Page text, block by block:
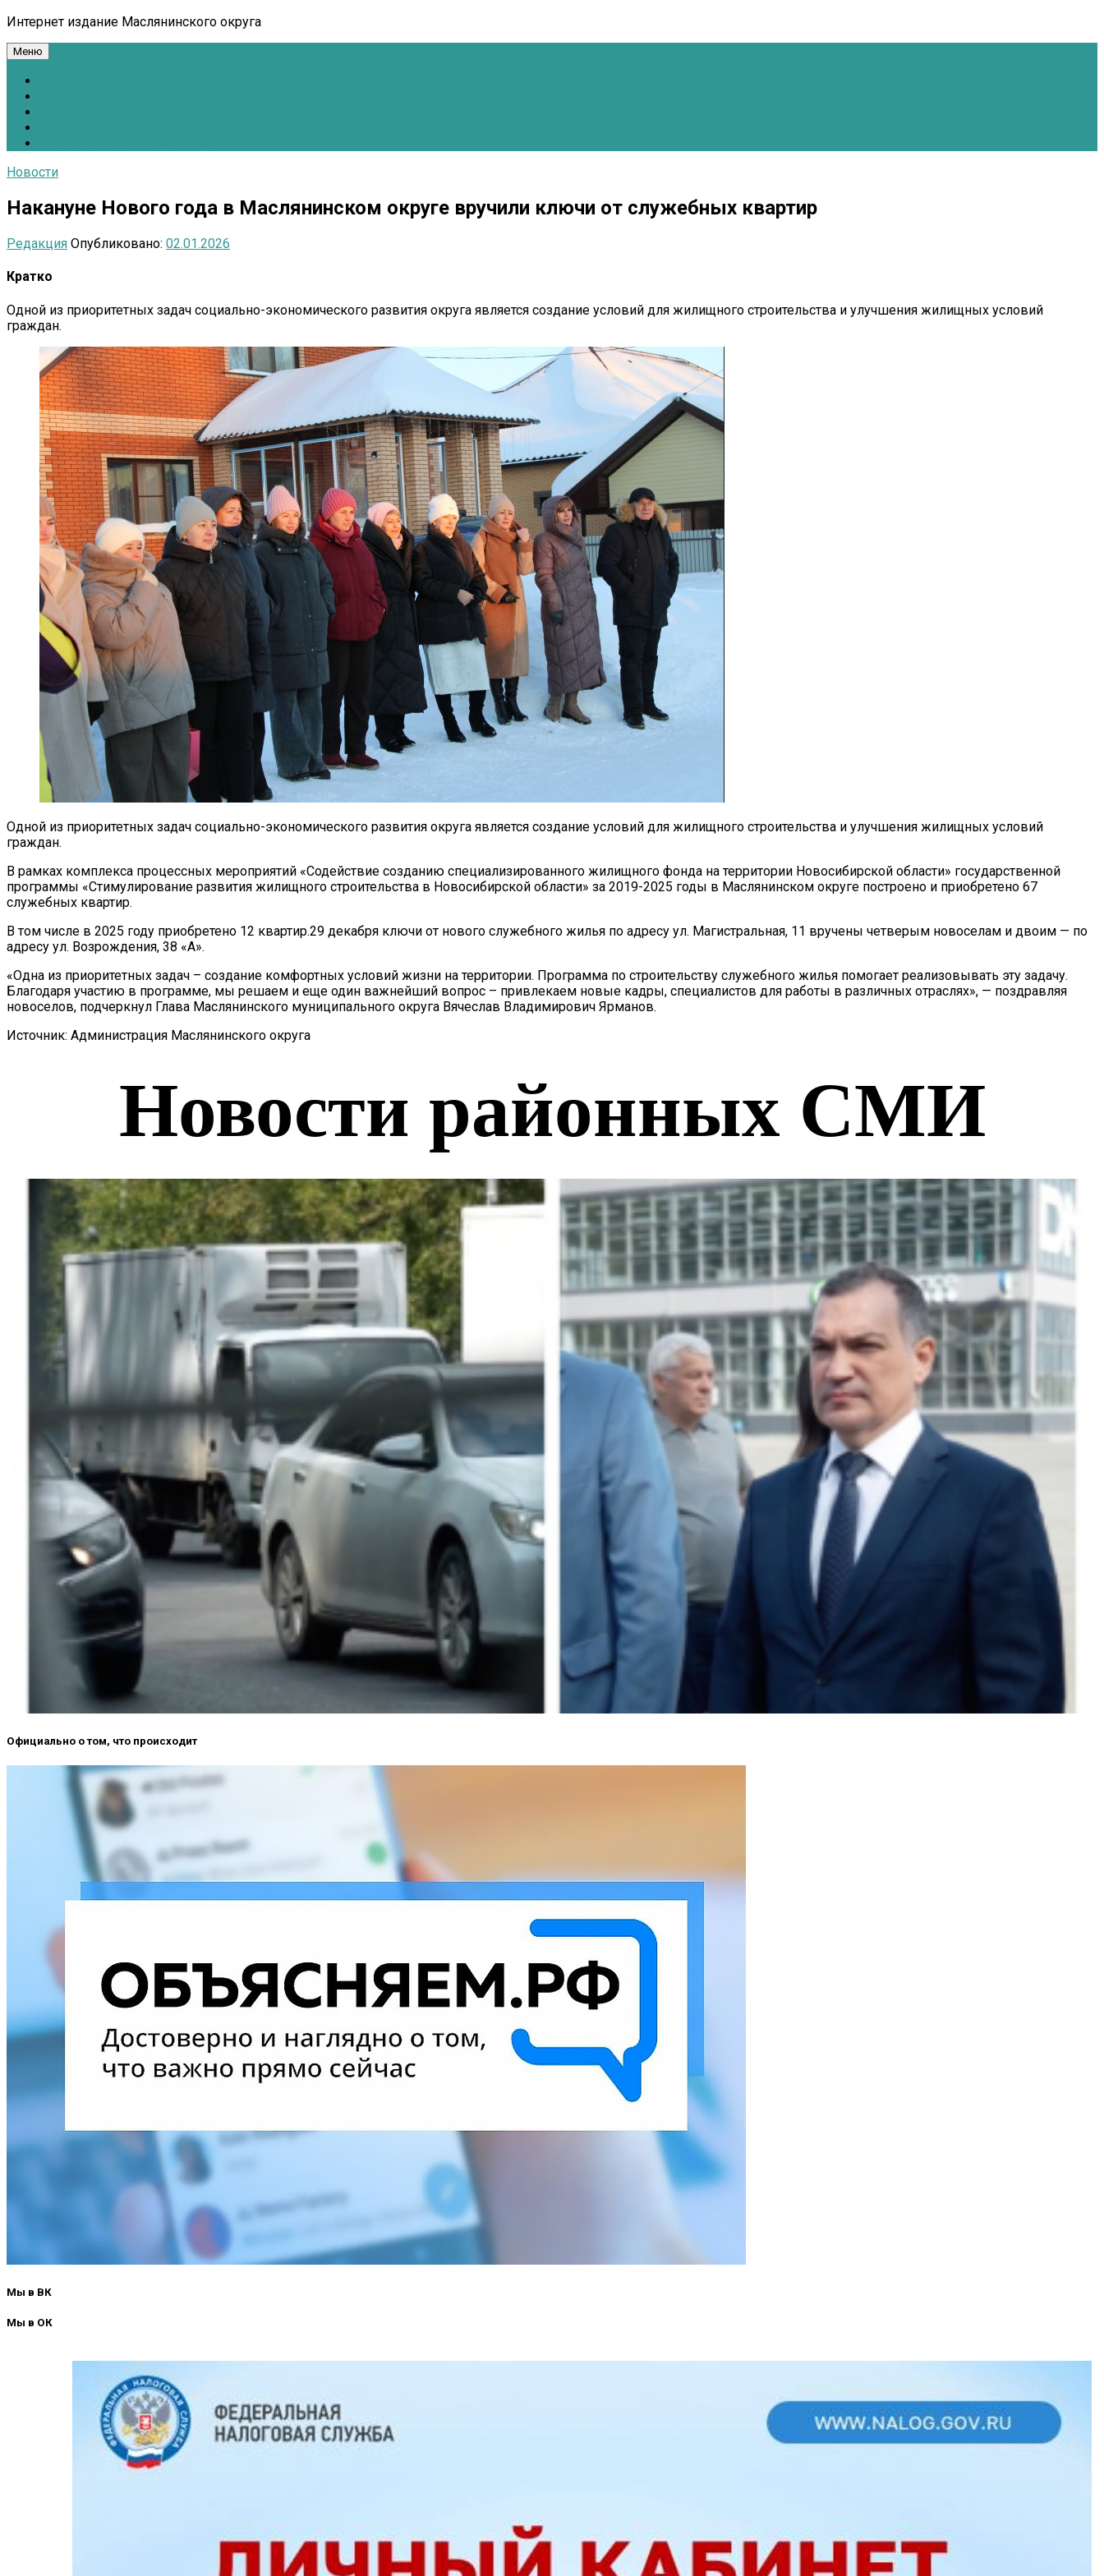
Интернет издание Маслянинского округа
Меню
Новости
Накануне Нового года в Маслянинском округе вручили ключи от служебных квартир
Редакция Опубликовано: 02.01.2026
Кратко
Одной из приоритетных задач социально-экономического развития округа является создание условий для жилищного строительства и улучшения жилищных условий
граждан.
Одной из приоритетных задач социально-экономического развития округа является создание условий для жилищного строительства и улучшения жилищных условий
граждан.
В рамках комплекса процессных мероприятий «Содействие созданию специализированного жилищного фонда на территории Новосибирской области» государственной
программы «Стимулирование развития жилищного строительства в Новосибирской области» за 2019-2025 годы в Маслянинском округе построено и приобретено 67
служебных квартир.
В том числе в 2025 году приобретено 12 квартир.29 декабря ключи от нового служебного жилья по адресу ул. Магистральная, 11 вручены четверым новоселам и двоим — по
адресу ул. Возрождения, 38 «А».
«Одна из приоритетных задач – создание комфортных условий жизни на территории. Программа по строительству служебного жилья помогает реализовывать эту задачу.
Благодаря участию в программе, мы решаем и еще один важнейший вопрос – привлекаем новые кадры, специалистов для работы в различных отраслях», — поздравляя
новоселов, подчеркнул Глава Маслянинского муниципального округа Вячеслав Владимирович Ярманов.
Источник: Администрация Маслянинского округа
Официально о том, что происходит
Мы в ВК
Мы в ОК